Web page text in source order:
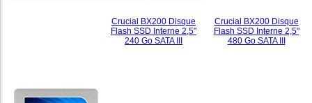
Crucial BX200 Disque
Flash SSD Interne 2,5"
240 Go SATA III
Crucial BX200 Disque
Flash SSD Interne 2,5"
480 Go SATA III